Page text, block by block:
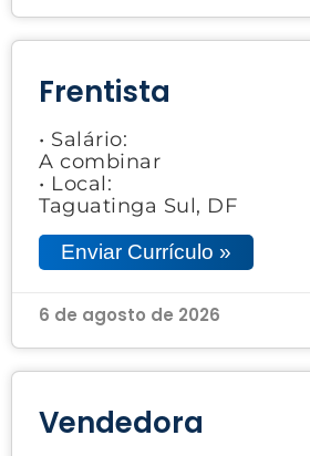
Frentista
• Salário:
A combinar
• Local:
Taguatinga Sul, DF
Enviar Currículo »
6 de agosto de 2026
Vendedora